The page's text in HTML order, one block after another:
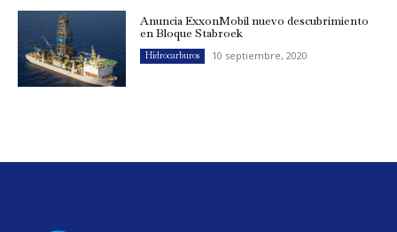
Anuncia ExxonMobil nuevo descubrimiento
en Bloque Stabroek
Hidrocarburos 10 septiembre, 2020